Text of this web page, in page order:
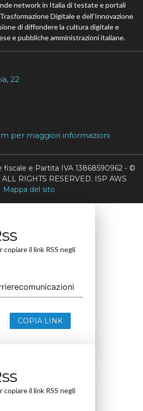
network in Italia di testate e portali
Digitale e dell’Innovazione
di diffondere la cultura digitale e
e pubbliche amministrazioni italiane.
22
per maggiori informazioni
fiscale e Partita IVA 13868590962 - ©
RIGHTS RESERVED. ISP AWS
Mappa del sito
il link RSS negli
COPIA LINK
il link RSS negli